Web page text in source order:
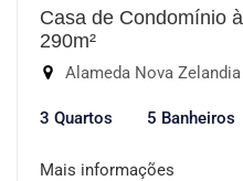
Casa de Condomínio
290m²
Alameda Nova Zelandia -
3 Quartos 5 Banheiros
Mais informações